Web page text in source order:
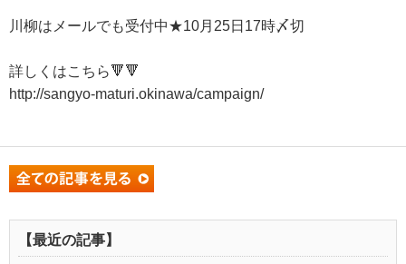
川柳はメールでも受付中★10月25日17時〆切
詳しくはこちら🔻🔻
http://sangyo-maturi.okinawa/campaign/
【最近の記事】